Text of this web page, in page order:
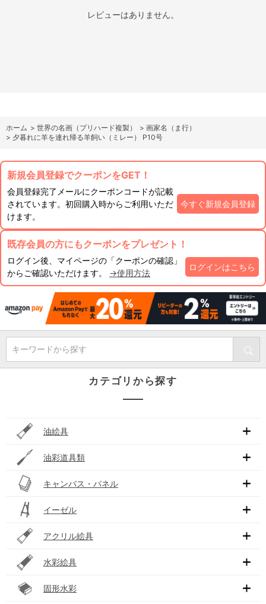
レビューはありません。
ホーム > 世界の名画（プリハード複製） > 画家名（ま行）
> 夕暮れに羊を連れ帰る羊飼い（ミレー） P10号
新規会員登録でクーポンをGET！
会員登録完了メールにクーポンコードが記載
されています。初回購入時からご利用いただ
けます。
今すぐ新規会員登録
既存会員の方にもクーポンをプレゼント！
ログイン後、マイページの「クーポンの確認」
からご確認いただけます。 →使用方法
ログインはこちら
キーワードから探す
カテゴリから探す
油絵具
油彩道具類
キャンバス・パネル
イーゼル
アクリル絵具
水彩絵具
固形水彩